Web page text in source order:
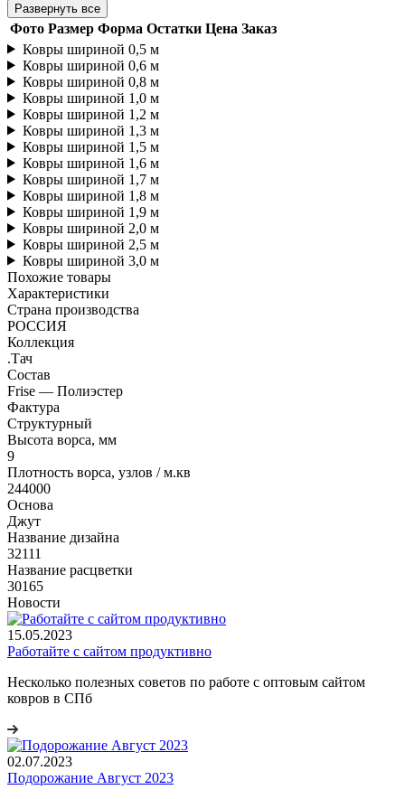
Развернуть все
Фото Размер Форма Остатки Цена Заказ
Ковры шириной 0,5 м
Ковры шириной 0,6 м
Ковры шириной 0,8 м
Ковры шириной 1,0 м
Ковры шириной 1,2 м
Ковры шириной 1,3 м
Ковры шириной 1,5 м
Ковры шириной 1,6 м
Ковры шириной 1,7 м
Ковры шириной 1,8 м
Ковры шириной 1,9 м
Ковры шириной 2,0 м
Ковры шириной 2,5 м
Ковры шириной 3,0 м
Похожие товары
Характеристики
Страна производства
РОССИЯ
Коллекция
.Тач
Состав
Frise — Полиэстер
Фактура
Структурный
Высота ворса, мм
9
Плотность ворса, узлов / м.кв
244000
Основа
Джут
Название дизайна
32111
Название расцветки
30165
Новости
15.05.2023
Работайте с сайтом продуктивно
Несколько полезных советов по работе с оптовым сайтом
ковров в СПб
02.07.2023
Подорожание Август 2023